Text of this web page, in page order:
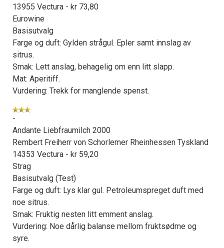
×
Få ukentlige nyhetsbrev fra
Apéritif
13955 Vectura - kr 73,80
Eurowine
Basisutvalg
Farge og duft: Gylden strågul. Epler samt innslag av
sitrus.
Smak: Lett anslag, behagelig om enn litt slapp.
Mat: Aperitiff.
Vurdering: Trekk for manglende spenst.
-
Andante Liebfraumilch 2000
Rembert Freiherr von Schorlemer Rheinhessen Tyskland
14353 Vectura - kr 59,20
Strag
Basisutvalg (Test)
Farge og duft: Lys klar gul. Petroleumspreget duft med
noe sitrus.
Smak: Fruktig nesten litt emment anslag.
Vurdering: Noe dårlig balanse mellom fruktsødme og
syre.